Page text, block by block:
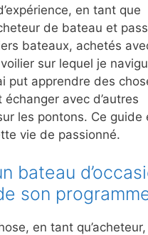
en tant que
de bateau et
bateaux, achetés
voilier sur lequel je
put apprendre des
avec d’autres
les pontons. Ce guide
vie de passionné.
bateau
son
en tant